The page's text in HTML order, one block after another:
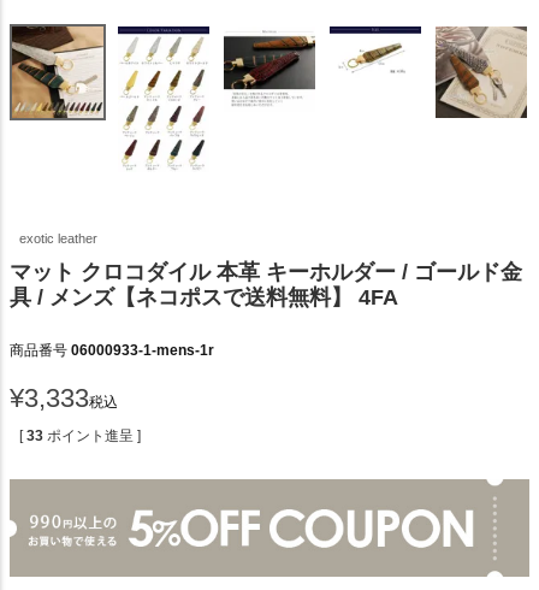
exotic leather
マット クロコダイル 本革 キーホルダー / ゴールド金
具 / メンズ【ネコポスで送料無料】 4FA
商品番号 06000933-1-mens-1r
¥3,333税込
[ 33 ポイント進呈 ]